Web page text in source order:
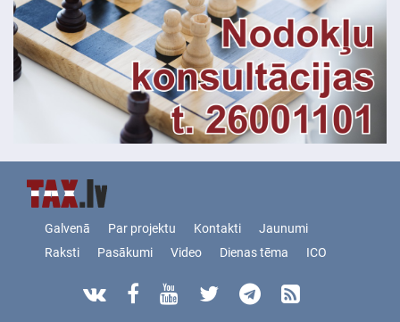
Galvenā Par projektu Kontakti
Jaunumi
Raksti
Pasākumi Video Dienas tēma ICO